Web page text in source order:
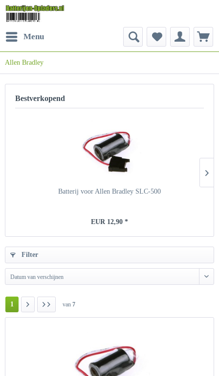
Menu
Allen Bradley
Bestverkopend
Batterij voor Allen Bradley SLC-500
EUR 12,90 *
Filter
Datum van verschijnen
1 van 7